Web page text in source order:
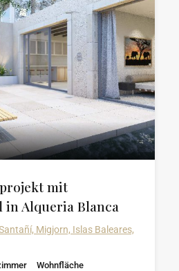
mit
in Alqueria Blanca
Migjorn, Islas Baleares,
Wohnfläche